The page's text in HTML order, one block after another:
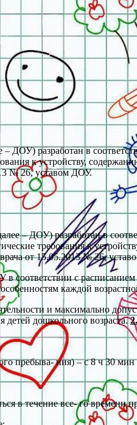
разработан в
к устройству,
№ 26, уставом ДОУ.
– ДОУ) разработан в
требования к
от 15.05.2013 № 26,
с
каждой
и максимально
детей дошкольного возраста.
пребыва- ния) – с 8 ч 30
в течение все- го времени